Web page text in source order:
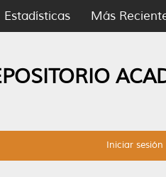
Estadísticas Más
Iniciar sesión